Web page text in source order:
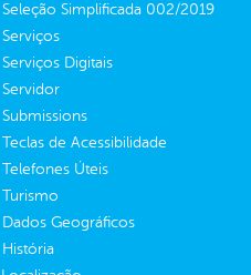
Seleção Simplificada 002/2019
Serviços
Serviços Digitais
Servidor
Submissions
Teclas de Acessibilidade
Telefones Úteis
Turismo
Dados Geográficos
História